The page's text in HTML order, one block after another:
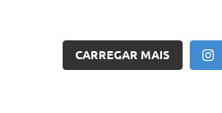
CARREGAR MAIS